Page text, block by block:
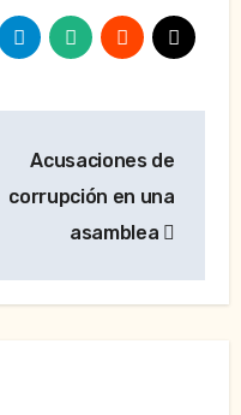
Acusaciones de
corrupción en una
asamblea